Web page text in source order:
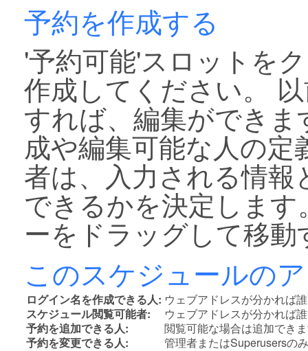
予約を作成する
'予約可能'スロットを
作成してください。
すれば、編集ができ
成や編集可能な人の
者は、入力される情
できるかを決定しま
ーをドラッグして移
このスケジュールの
ログイン名を作成できる人: ウェブアドレスが分かれば
スケジュール閲覧可能者:
ウェブアドレスが分かれば
予約を追加できる人:
閲覧可能な場合は追加でき
予約を変更できる人:
管理者またはSuperusersの